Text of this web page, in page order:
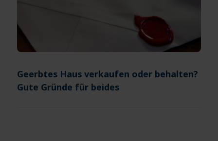
Geerbtes Haus verkaufen oder behalten?
Gute Gründe für beides